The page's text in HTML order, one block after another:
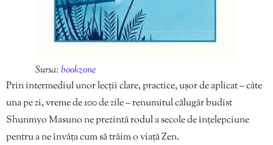
Sursa:bookzone
Prin intermediul unor lecții clare, practice, ușor de aplicat – câte
una pe zi, vreme de 100 de zile – renumitul călugăr budist
Shunmyo Masuno ne prezintă rodul a secole de înțelepciune
pentru a ne învăța cum să trăim o viață Zen.